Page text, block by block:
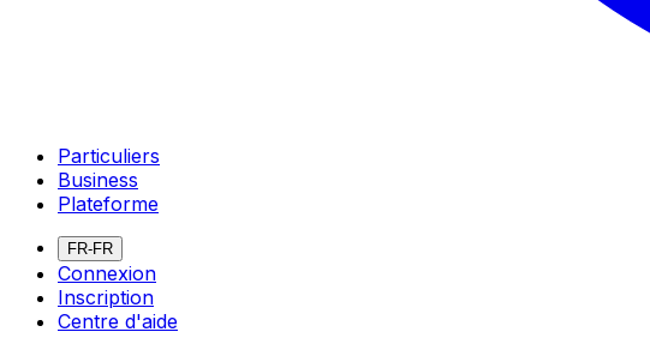
Particuliers
Business
Plateforme
FR-FR
Connexion
Inscription
Centre d'aide